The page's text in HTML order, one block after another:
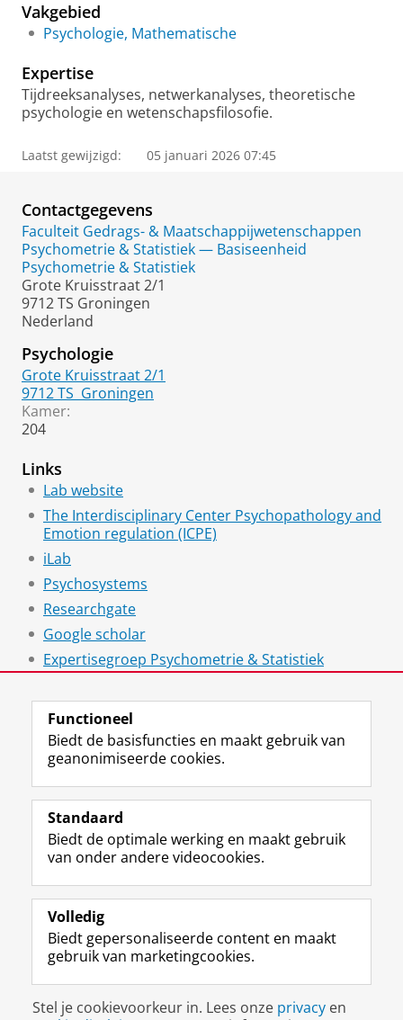
a
g
n
d
r
o
e
i
m
i
n
u
u
t
r
c
r
t
l
Vakgebied
Psychologie, Mathematische
Expertise
Tijdreeksanalyses, netwerkanalyses, theoretische
psychologie en wetenschapsfilosofie.
Laatst gewijzigd: 05 januari 2026 07:45
Contactgegevens
Faculteit Gedrags- & Maatschappijwetenschappen
Psychometrie & Statistiek — Basiseenheid
Psychometrie & Statistiek
Grote Kruisstraat 2/1
9712 TS Groningen
Nederland
Psychologie
Grote Kruisstraat 2/1
9712 TS Groningen
Kamer:
204
Links
Lab website
The Interdisciplinary Center Psychopathology and
Emotion regulation (ICPE)
iLab
Psychosystems
Researchgate
Google scholar
Expertisegroep Psychometrie & Statistiek
Volg de RUG
F
a
e
b
o
p
a
i
n
L
i
k
e
I
-
p
g
i
R
S
-
f
e
R
k
s
I
n
t
r
m
c
c
Y
o
T
e
k
a
a
Studiekiezers
Alumni
Over ons
Disclaimer & Copyright
Functioneel
Biedt de basisfuncties en maakt gebruik van
geanonimiseerde cookies.
Standaard
Biedt de optimale werking en maakt gebruik
van onder andere videocookies.
Volledig
Biedt gepersonaliseerde content en maakt
gebruik van marketingcookies.
Stel je cookievoorkeur in. Lees onze privacy en